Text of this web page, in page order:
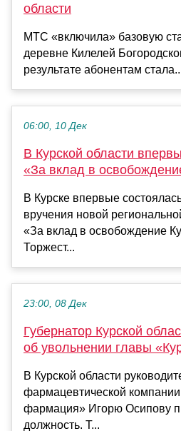
области
МТС «включила» базовую
деревне Килелей
результате абонентам
06:00, 10 Дек
В Курской области
«За вклад в
В Курске впервые
вручения новой
«За вклад в освобождение
Торжест...
23:00, 08 Дек
Губернатор Курской
об увольнении главы
В Курской области
фармацевтической компании
фармация» Игорю Осипову
должность. Т...